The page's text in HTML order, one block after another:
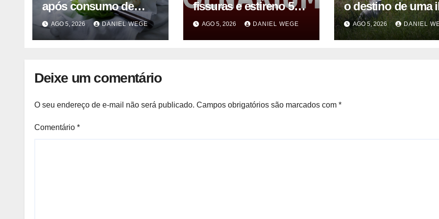
após consumo de
alface contaminada
AGO 5, 2026 DANIEL WEGE
fissuras e estireno 558
vezes acima do limite
após vazamento em
Manaus
AGO 5, 2026 DANIEL WEGE
o destino de uma
e causaram
ambiental de R$
milhões
AGO 5, 2026 DANIEL
Deixe um comentário
O seu endereço de e-mail não será publicado. Campos obrigatórios são marcados com *
Comentário *